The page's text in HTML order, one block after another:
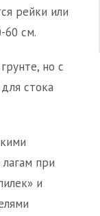
рейки или
60 см.
но с
стока
при
и